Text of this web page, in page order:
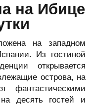
на Ибице
на западном
Из гостиной
открывается
острова, на
фантастическими
десять гостей и